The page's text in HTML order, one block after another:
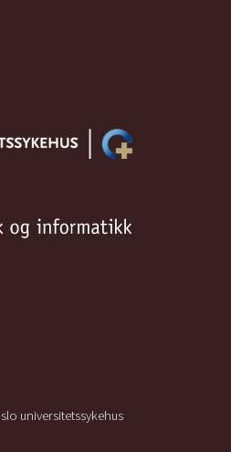
universitetssykehus